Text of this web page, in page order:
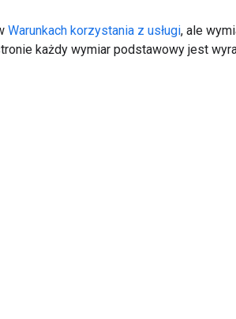
Warunkach korzystania z usługi, ale
każdy wymiar podstawowy jest